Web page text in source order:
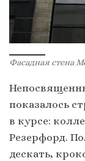
Фасадная стена
показалось
в курсе:
Резерфорд.
дескать,